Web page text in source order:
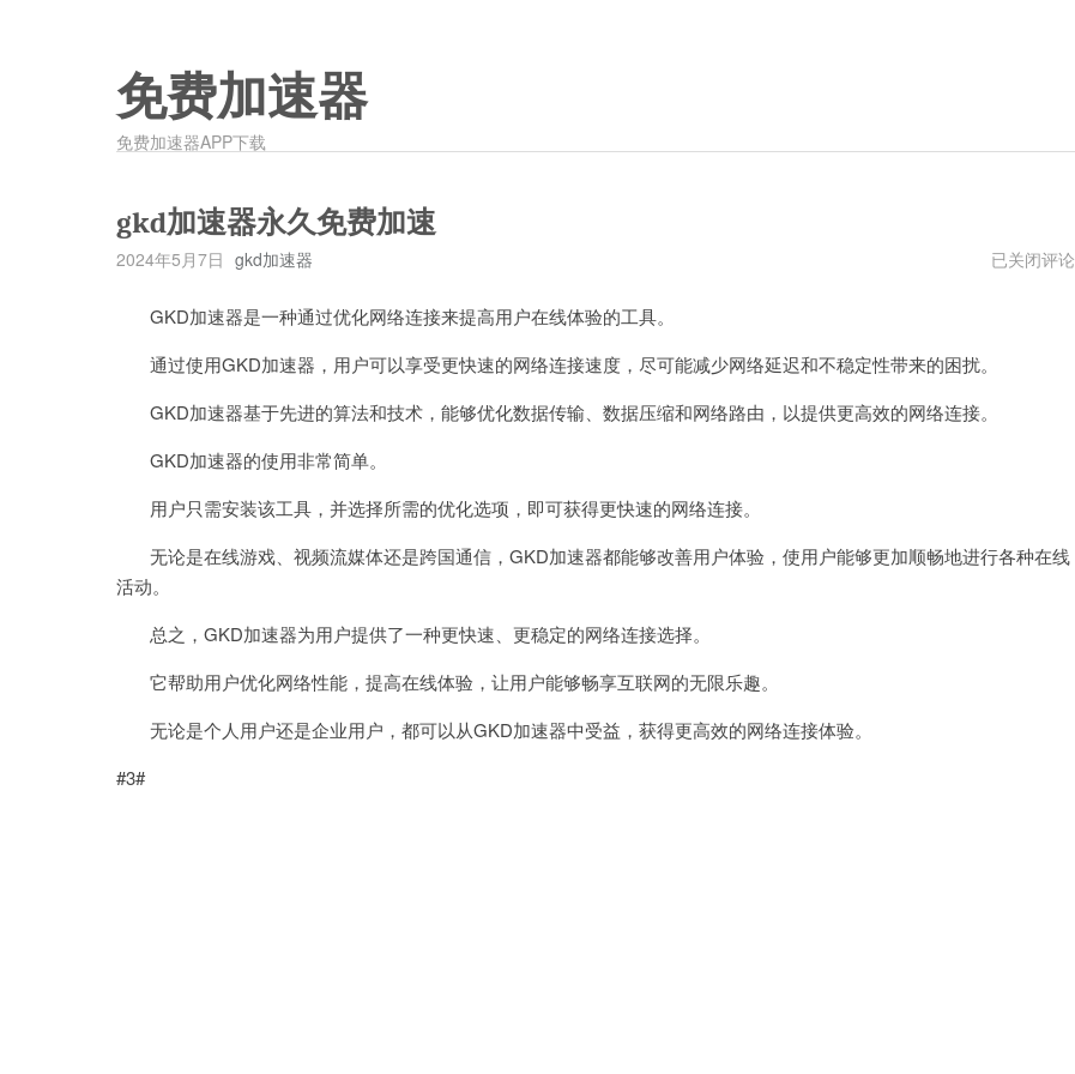
免费加速器
免费加速器APP下载
gkd加速器永久免费加速
2024年5月7日 gkd加速器
gkd
已关闭评论
GKD加速器是一种通过优化网络连接来提高用户在线体验的工具。
通过使用GKD加速器，用户可以享受更快速的网络连接速度，尽可能减少网络延迟和不稳定性带来的困扰。
GKD加速器基于先进的算法和技术，能够优化数据传输、数据压缩和网络路由，以提供更高效的网络连接。
GKD加速器的使用非常简单。
用户只需安装该工具，并选择所需的优化选项，即可获得更快速的网络连接。
无论是在线游戏、视频流媒体还是跨国通信，GKD加速器都能够改善用户体验，使用户能够更加顺畅地进行各种在线
活动。
总之，GKD加速器为用户提供了一种更快速、更稳定的网络连接选择。
它帮助用户优化网络性能，提高在线体验，让用户能够畅享互联网的无限乐趣。
无论是个人用户还是企业用户，都可以从GKD加速器中受益，获得更高效的网络连接体验。
#3#